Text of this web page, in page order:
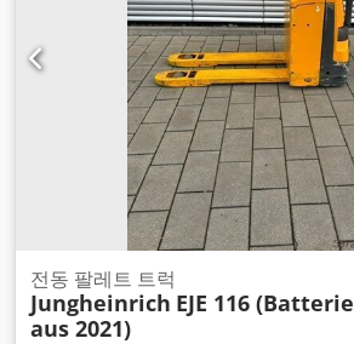
전동 팔레트 트럭
Jungheinrich EJE 116 (Batterie
aus 2021)